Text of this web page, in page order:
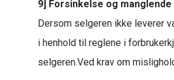
9] Forsinkelse og
Dersom selgeren ikke leverer
i henhold til reglene i
selgeren.Ved krav om